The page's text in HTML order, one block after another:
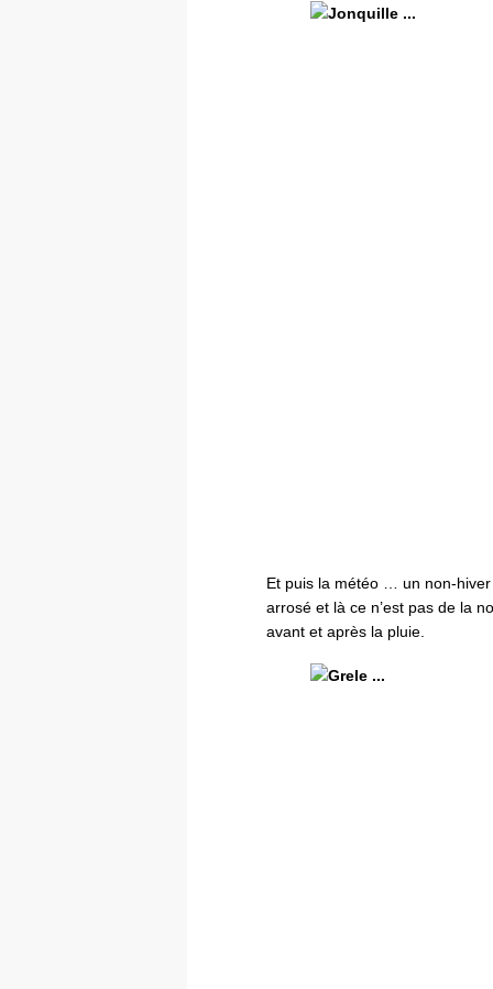
Et puis la météo … un non-
arrosé et là ce n’est pas de la
avant et après la pluie.